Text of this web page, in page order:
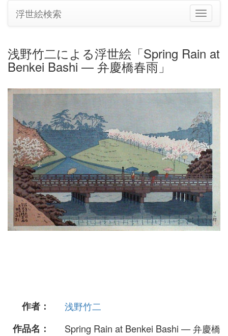
ナ
ビ
シ
切
り
替
え
浮世絵検索
浅野竹二による浮世絵「Spring Rain at
Benkei Bashi — 弁慶橋春雨」
作者：
浅野竹二
作品名：
Spring Rain at Benkei Bashi — 弁慶橋